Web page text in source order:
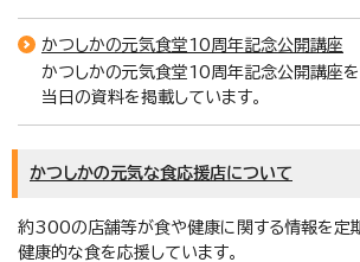
かつしかの元気食堂10周年記念公開講座
かつしかの元気食堂10周年記念公開講座を
当日の資料を掲載しています。
かつしかの元気な食応援店について
約300の店舗等が食や健康に関する情報を定
健康的な食を応援しています。